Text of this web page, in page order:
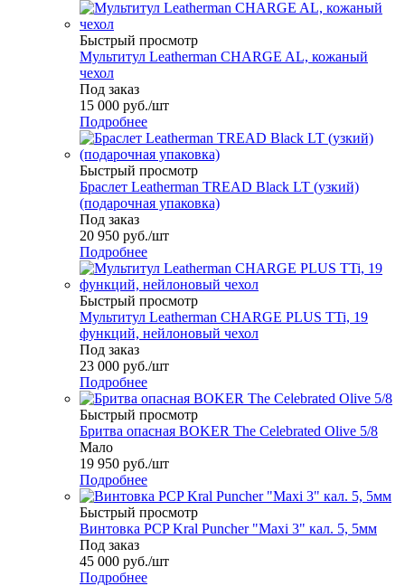
Быстрый просмотр
Мультитул Leatherman CHARGE AL, кожаный
чехол
Под заказ
15 000 руб./шт
Подробнее
Быстрый просмотр
Браслет Leatherman TREAD Black LT (узкий)
(подарочная упаковка)
Под заказ
20 950 руб./шт
Подробнее
Быстрый просмотр
Мультитул Leatherman CHARGE PLUS TTi, 19
функций, нейлоновый чехол
Под заказ
23 000 руб./шт
Подробнее
Быстрый просмотр
Бритва опасная BOKER The Celebrated Olive 5/8
Мало
19 950 руб./шт
Подробнее
Быстрый просмотр
Винтовка PCP Kral Puncher "Maxi 3" кал. 5, 5мм
Под заказ
45 000 руб./шт
Подробнее